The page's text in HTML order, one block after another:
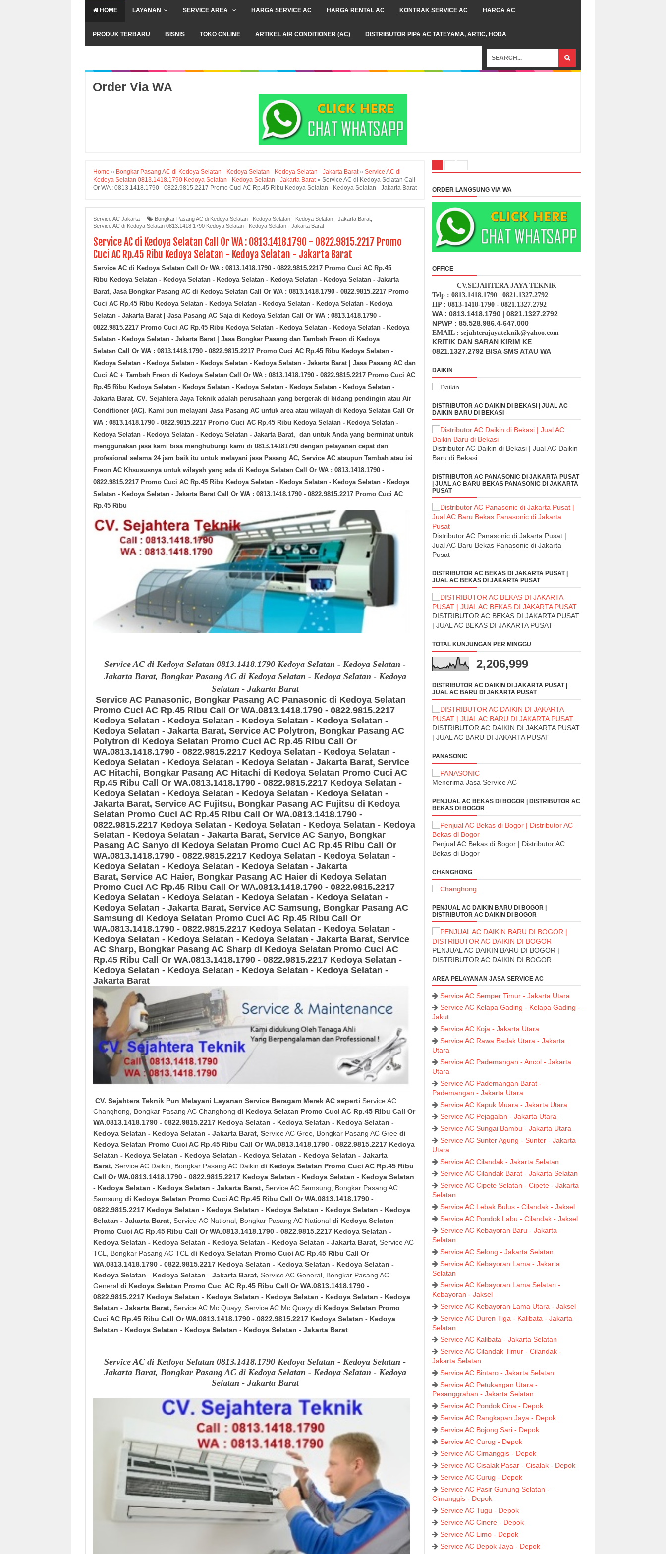
HOME LAYANAN SERVICE AREA HARGA SERVICE AC HARGA RENTAL AC KONTRAK SERVICE AC HARGA AC
PRODUK TERBARU BISNIS TOKO ONLINE ARTIKEL AIR CONDITIONER (AC) DISTRIBUTOR PIPA AC TATEYAMA, ARTIC, HODA
Order Via WA
Home » Bongkar Pasang AC di Kedoya Selatan - Kedoya Selatan - Kedoya Selatan - Jakarta Barat » Service AC di
Kedoya Selatan 0813.1418.1790 Kedoya Selatan - Kedoya Selatan - Jakarta Barat » Service AC di Kedoya Selatan Call
Or WA : 0813.1418.1790 - 0822.9815.2217 Promo Cuci AC Rp.45 Ribu Kedoya Selatan - Kedoya Selatan - Jakarta Barat
Service AC Jakarta Bongkar Pasang AC di Kedoya Selatan - Kedoya Selatan - Kedoya Selatan - Jakarta Barat
Service AC di Kedoya Selatan 0813.1418.1790 Kedoya Selatan - Kedoya Selatan - Jakarta Barat
Service AC di Kedoya Selatan Call Or WA : 0813.1418.1790 - 0822.9815.2217 Promo
Cuci AC Rp.45 Ribu Kedoya Selatan - Kedoya Selatan - Jakarta Barat
Service AC di Kedoya Selatan Call Or WA : 0813.1418.1790 - 0822.9815.2217 Promo Cuci AC Rp.45
Ribu Kedoya Selatan - Kedoya Selatan - Kedoya Selatan - Kedoya Selatan - Kedoya Selatan - Jakarta
Barat, Jasa Bongkar Pasang AC di Kedoya Selatan Call Or WA : 0813.1418.1790 - 0822.9815.2217 Promo
Cuci AC Rp.45 Ribu Kedoya Selatan - Kedoya Selatan - Kedoya Selatan - Kedoya Selatan - Kedoya
Selatan - Jakarta Barat | Jasa Pasang AC Saja di Kedoya Selatan Call Or WA : 0813.1418.1790 -
0822.9815.2217 Promo Cuci AC Rp.45 Ribu Kedoya Selatan - Kedoya Selatan - Kedoya Selatan - Kedoya
Selatan - Kedoya Selatan - Jakarta Barat | Jasa Bongkar Pasang dan Tambah Freon di Kedoya
Selatan Call Or WA : 0813.1418.1790 - 0822.9815.2217 Promo Cuci AC Rp.45 Ribu Kedoya Selatan -
Kedoya Selatan - Kedoya Selatan - Kedoya Selatan - Kedoya Selatan - Jakarta Barat | Jasa Pasang AC dan
Cuci AC + Tambah Freon di Kedoya Selatan Call Or WA : 0813.1418.1790 - 0822.9815.2217 Promo Cuci AC
Rp.45 Ribu Kedoya Selatan - Kedoya Selatan - Kedoya Selatan - Kedoya Selatan - Kedoya Selatan -
Jakarta Barat. CV. Sejahtera Jaya Teknik adalah perusahaan yang bergerak di bidang pendingin atau Air
Conditioner (AC). Kami pun melayani Jasa Pasang AC untuk area atau wilayah di Kedoya Selatan Call Or
WA : 0813.1418.1790 - 0822.9815.2217 Promo Cuci AC Rp.45 Ribu Kedoya Selatan - Kedoya Selatan -
Kedoya Selatan - Kedoya Selatan - Kedoya Selatan - Jakarta Barat, dan untuk Anda yang berminat untuk
menggunakan jasa kami bisa menghubungi kami di 0813.14181790 dengan pelayanan cepat dan
profesional selama 24 jam baik itu untuk melayani jasa Pasang AC, Service AC ataupun Tambah atau isi
Freon AC Khsususnya untuk wilayah yang ada di Kedoya Selatan Call Or WA : 0813.1418.1790 -
0822.9815.2217 Promo Cuci AC Rp.45 Ribu Kedoya Selatan - Kedoya Selatan - Kedoya Selatan - Kedoya
Selatan - Kedoya Selatan - Jakarta Barat Call Or WA : 0813.1418.1790 - 0822.9815.2217 Promo Cuci AC
Rp.45 Ribu
Service AC di Kedoya Selatan 0813.1418.1790 Kedoya Selatan - Kedoya Selatan -
Jakarta Barat, Bongkar Pasang AC di Kedoya Selatan - Kedoya Selatan - Kedoya
Selatan - Jakarta Barat
Service AC Panasonic, Bongkar Pasang AC Panasonic di Kedoya Selatan
Promo Cuci AC Rp.45 Ribu Call Or WA.0813.1418.1790 - 0822.9815.2217
Kedoya Selatan - Kedoya Selatan - Kedoya Selatan - Kedoya Selatan -
Kedoya Selatan - Jakarta Barat, Service AC Polytron, Bongkar Pasang AC
Polytron di Kedoya Selatan Promo Cuci AC Rp.45 Ribu Call Or
WA.0813.1418.1790 - 0822.9815.2217 Kedoya Selatan - Kedoya Selatan -
Kedoya Selatan - Kedoya Selatan - Kedoya Selatan - Jakarta Barat, Service
AC Hitachi, Bongkar Pasang AC Hitachi di Kedoya Selatan Promo Cuci AC
Rp.45 Ribu Call Or WA.0813.1418.1790 - 0822.9815.2217 Kedoya Selatan -
Kedoya Selatan - Kedoya Selatan - Kedoya Selatan - Kedoya Selatan -
Jakarta Barat, Service AC Fujitsu, Bongkar Pasang AC Fujitsu di Kedoya
Selatan Promo Cuci AC Rp.45 Ribu Call Or WA.0813.1418.1790 -
0822.9815.2217 Kedoya Selatan - Kedoya Selatan - Kedoya Selatan - Kedoya
Selatan - Kedoya Selatan - Jakarta Barat, Service AC Sanyo, Bongkar
Pasang AC Sanyo di Kedoya Selatan Promo Cuci AC Rp.45 Ribu Call Or
WA.0813.1418.1790 - 0822.9815.2217 Kedoya Selatan - Kedoya Selatan -
Kedoya Selatan - Kedoya Selatan - Kedoya Selatan - Jakarta
Barat, Service AC Haier, Bongkar Pasang AC Haier di Kedoya Selatan
Promo Cuci AC Rp.45 Ribu Call Or WA.0813.1418.1790 - 0822.9815.2217
Kedoya Selatan - Kedoya Selatan - Kedoya Selatan - Kedoya Selatan -
Kedoya Selatan - Jakarta Barat, Service AC Samsung, Bongkar Pasang AC
Samsung di Kedoya Selatan Promo Cuci AC Rp.45 Ribu Call Or
WA.0813.1418.1790 - 0822.9815.2217 Kedoya Selatan - Kedoya Selatan -
Kedoya Selatan - Kedoya Selatan - Kedoya Selatan - Jakarta Barat, Service
AC Sharp, Bongkar Pasang AC Sharp di Kedoya Selatan Promo Cuci AC
Rp.45 Ribu Call Or WA.0813.1418.1790 - 0822.9815.2217 Kedoya Selatan -
Kedoya Selatan - Kedoya Selatan - Kedoya Selatan - Kedoya Selatan -
Jakarta Barat
CV. Sejahtera Teknik Pun Melayani Layanan Service Beragam Merek AC seperti Service AC
Changhong, Bongkar Pasang AC Changhong di Kedoya Selatan Promo Cuci AC Rp.45 Ribu Call Or
WA.0813.1418.1790 - 0822.9815.2217 Kedoya Selatan - Kedoya Selatan - Kedoya Selatan -
Kedoya Selatan - Kedoya Selatan - Jakarta Barat, Service AC Gree, Bongkar Pasang AC Gree di
Kedoya Selatan Promo Cuci AC Rp.45 Ribu Call Or WA.0813.1418.1790 - 0822.9815.2217 Kedoya
Selatan - Kedoya Selatan - Kedoya Selatan - Kedoya Selatan - Kedoya Selatan - Jakarta
Barat, Service AC Daikin, Bongkar Pasang AC Daikin di Kedoya Selatan Promo Cuci AC Rp.45 Ribu
Call Or WA.0813.1418.1790 - 0822.9815.2217 Kedoya Selatan - Kedoya Selatan - Kedoya Selatan
- Kedoya Selatan - Kedoya Selatan - Jakarta Barat, Service AC Samsung, Bongkar Pasang AC
Samsung di Kedoya Selatan Promo Cuci AC Rp.45 Ribu Call Or WA.0813.1418.1790 -
0822.9815.2217 Kedoya Selatan - Kedoya Selatan - Kedoya Selatan - Kedoya Selatan - Kedoya
Selatan - Jakarta Barat, Service AC National, Bongkar Pasang AC National di Kedoya Selatan
Promo Cuci AC Rp.45 Ribu Call Or WA.0813.1418.1790 - 0822.9815.2217 Kedoya Selatan -
Kedoya Selatan - Kedoya Selatan - Kedoya Selatan - Kedoya Selatan - Jakarta Barat, Service AC
TCL, Bongkar Pasang AC TCL di Kedoya Selatan Promo Cuci AC Rp.45 Ribu Call Or
WA.0813.1418.1790 - 0822.9815.2217 Kedoya Selatan - Kedoya Selatan - Kedoya Selatan -
Kedoya Selatan - Kedoya Selatan - Jakarta Barat, Service AC General, Bongkar Pasang AC
General di Kedoya Selatan Promo Cuci AC Rp.45 Ribu Call Or WA.0813.1418.1790 -
0822.9815.2217 Kedoya Selatan - Kedoya Selatan - Kedoya Selatan - Kedoya Selatan - Kedoya
Selatan - Jakarta Barat, Service AC Mc Quayy, Service AC Mc Quayy di Kedoya Selatan Promo
Cuci AC Rp.45 Ribu Call Or WA.0813.1418.1790 - 0822.9815.2217 Kedoya Selatan - Kedoya
Selatan - Kedoya Selatan - Kedoya Selatan - Kedoya Selatan - Jakarta Barat
Service AC di Kedoya Selatan 0813.1418.1790 Kedoya Selatan - Kedoya Selatan -
Jakarta Barat, Bongkar Pasang AC di Kedoya Selatan - Kedoya Selatan - Kedoya
Selatan - Jakarta Barat
ORDER LANGSUNG VIA WA
OFFICE
CV.SEJAHTERA JAYA TEKNIK
Telp : 0813.1418.1790 | 0821.1327.2792
HP : 0813-1418-1790 - 0821.1327.2792
WA : 0813.1418.1790 | 0821.1327.2792
NPWP : 85.528.986.4-647.000
EMAIL : sejahterajayateknik@yahoo.com
KRITIK DAN SARAN KIRIM KE
0821.1327.2792 BISA SMS ATAU WA
DAIKIN
DISTRIBUTOR AC DAIKIN DI BEKASI | JUAL AC
DAIKIN BARU DI BEKASI
Distributor AC Daikin di Bekasi | Jual AC Daikin
Baru di Bekasi
DISTRIBUTOR AC PANASONIC DI JAKARTA PUSAT
| JUAL AC BARU BEKAS PANASONIC DI JAKARTA
PUSAT
Distributor AC Panasonic di Jakarta Pusat |
Jual AC Baru Bekas Panasonic di Jakarta
Pusat
DISTRIBUTOR AC BEKAS DI JAKARTA PUSAT |
JUAL AC BEKAS DI JAKARTA PUSAT
DISTRIBUTOR AC BEKAS DI JAKARTA PUSAT
| JUAL AC BEKAS DI JAKARTA PUSAT
TOTAL KUNJUNGAN PER MINGGU
2,206,999
DISTRIBUTOR AC DAIKIN DI JAKARTA PUSAT |
JUAL AC BARU DI JAKARTA PUSAT
DISTRIBUTOR AC DAIKIN DI JAKARTA PUSAT
| JUAL AC BARU DI JAKARTA PUSAT
PANASONIC
Menerima Jasa Service AC
PENJUAL AC BEKAS DI BOGOR | DISTRIBUTOR AC
BEKAS DI BOGOR
Penjual AC Bekas di Bogor | Distributor AC
Bekas di Bogor
CHANGHONG
PENJUAL AC DAIKIN BARU DI BOGOR |
DISTRIBUTOR AC DAIKIN DI BOGOR
PENJUAL AC DAIKIN BARU DI BOGOR |
DISTRIBUTOR AC DAIKIN DI BOGOR
AREA PELAYANAN JASA SERVICE AC
Service AC Semper Timur - Jakarta Utara
Service AC Kelapa Gading - Kelapa Gading -
Jakut
Service AC Koja - Jakarta Utara
Service AC Rawa Badak Utara - Jakarta
Utara
Service AC Pademangan - Ancol - Jakarta
Utara
Service AC Pademangan Barat -
Pademangan - Jakarta Utara
Service AC Kapuk Muara - Jakarta Utara
Service AC Pejagalan - Jakarta Utara
Service AC Sungai Bambu - Jakarta Utara
Service AC Sunter Agung - Sunter - Jakarta
Utara
Service AC Cilandak - Jakarta Selatan
Service AC Cilandak Barat - Jakarta Selatan
Service AC Cipete Selatan - Cipete - Jakarta
Selatan
Service AC Lebak Bulus - Cilandak - Jaksel
Service AC Pondok Labu - Cilandak - Jaksel
Service AC Kebayoran Baru - Jakarta
Selatan
Service AC Selong - Jakarta Selatan
Service AC Kebayoran Lama - Jakarta
Selatan
Service AC Kebayoran Lama Selatan -
Kebayoran - Jaksel
Service AC Kebayoran Lama Utara - Jaksel
Service AC Duren Tiga - Kalibata - Jakarta
Selatan
Service AC Kalibata - Jakarta Selatan
Service AC Cilandak Timur - Cilandak -
Jakarta Selatan
Service AC Bintaro - Jakarta Selatan
Service AC Petukangan Utara -
Pesanggrahan - Jakarta Selatan
Service AC Pondok Cina - Depok
Service AC Rangkapan Jaya - Depok
Service AC Bojong Sari - Depok
Service AC Curug - Depok
Service AC Cimanggis - Depok
Service AC Cisalak Pasar - Cisalak - Depok
Service AC Curug - Depok
Service AC Pasir Gunung Selatan -
Cimanggis - Depok
Service AC Tugu - Depok
Service AC Cinere - Depok
Service AC Limo - Depok
Service AC Depok Jaya - Depok